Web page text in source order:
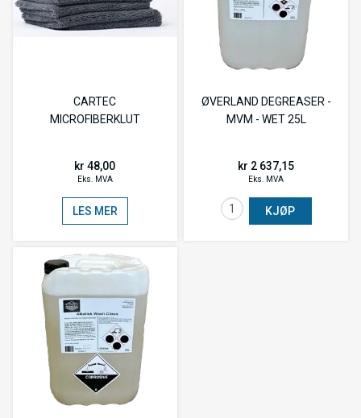
CARTEC
MICROFIBERKLUT
kr 48,00
Eks. MVA
LES MER
ØVERLAND DEGREASER -
MVM - WET 25L
kr 2 637,15
Eks. MVA
KJØP